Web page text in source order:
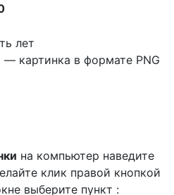
картинка в формате PNG
на компьютер наведите
клик правой кнопкой
выберите пункт :